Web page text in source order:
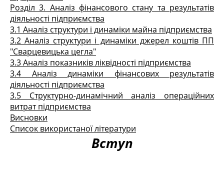
Розділ 3. Аналіз фінансового стану та результатів
діяльності підприємства
3.1 Аналіз структури і динаміки майна підприємства
3.2 Аналіз структури і динаміки джерел коштів ПП
"Сварцевицька цегла"
3.3 Аналіз показників ліквідності підприємства
3.4 Аналіз динаміки фінансових результатів
діяльності підприємства
3.5 Структурно-динамічний аналіз операційних
витрат підприємства
Висновки
Список використаної літератури
Вступ